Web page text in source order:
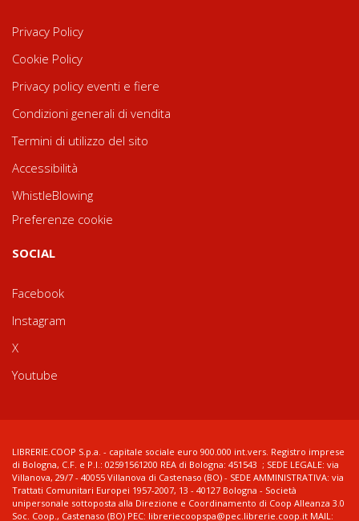
Privacy Policy
Cookie Policy
Privacy policy eventi e fiere
Condizioni generali di vendita
Termini di utilizzo del sito
Accessibilità
WhistleBlowing
Preferenze cookie
SOCIAL
Facebook
Instagram
X
Youtube
LIBRERIE.COOP S.p.a. - capitale sociale euro 900.000 int.vers. Registro imprese
di Bologna, C.F. e P.I.: 02591561200 REA di Bologna: 451543 ; SEDE LEGALE: via
Villanova, 29/7 - 40055 Villanova di Castenaso (BO) - SEDE AMMINISTRATIVA: via
Trattati Comunitari Europei 1957-2007, 13 - 40127 Bologna - Società
unipersonale sottoposta alla Direzione e Coordinamento di Coop Alleanza 3.0
Soc. Coop., Castenaso (BO) PEC: libreriecoopspa@pec.librerie.coop.it MAIL: